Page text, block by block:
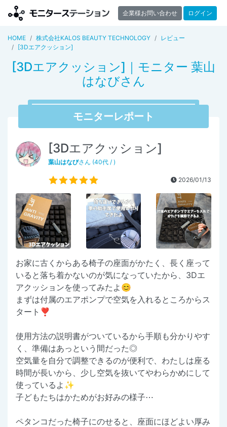
企業様お問い合わせ ログイン
HOME 株式会社KALOS BEAUTY TECHNOLOGY
レビュー
[3Dエアクッション]
[3Dエアクッション]｜モニター 葉山
はなびさん
モニターレポート
[3Dエアクッション]
葉山はなびさん (40代 / )
2026/01/13
お家に古くからある椅子の座面がかたく、長く座って
いると落ち着かないのが気になっていたから、3Dエ
アクッションを使ってみたよ😊
まずは付属のエアポンプで空気を入れるところからス
タート❣️
使用方法の説明書がついているから手順も分かりやす
く、準備はあっという間だった◎
空気量を自分で調整できるのが便利で、わたしは座る
時間が長いから、少し空気を抜いてやわらかめにして
使っているよ✨️
子どもたちはかためがお好みの様子⋯
ペタンコだった椅子にのせると、座面にほどよい厚み